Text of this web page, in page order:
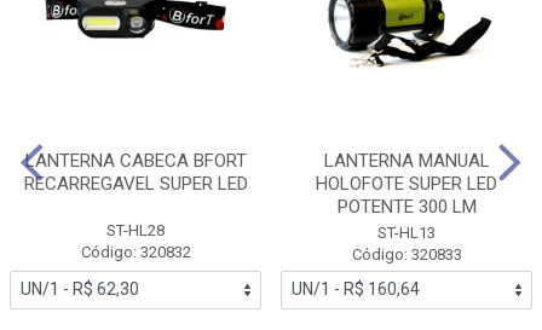
LANTERNA CABECA BFORT
RECARREGAVEL SUPER LED
ST-HL28
Código: 320832
LANTERNA MANUAL
HOLOFOTE SUPER LED
POTENTE 300 LM
ST-HL13
Código: 320833